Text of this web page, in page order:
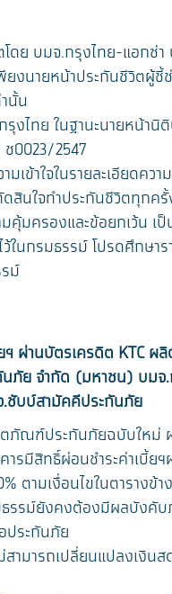
ดย บมจ.กรุงไทย-แอกซ่า
ยงนายหน้าประกันชีวิตผู้ชี้
นั้น
รุงไทย ในฐานะนายหน้านิ
0023/2547
มเข้าใจในรายละเอียดคว
สินใจทำประกันชีวิตทุกค
มคุ้มครองและข้อยกเว้น เ
ว้ในกรมธรรม์ โปรดศึกษา
ม์
ฯ ผ่านบัตรเครดิต KTC ผ
ภัย จำกัด (มหาชน) บมจ
.ชับบ์สามัคคีประกันภัย
ภัณฑ์ประกันภัยฉบับใหม่
ารมีสิทธิ์ผ่อนชำระค่าเบี้ย
ตามเงื่อนไขในตารางข้
รรม์ยังคงต้องมีผลบังคับ
ประกันภัย
ามารถเปลี่ยนแปลงเงิน